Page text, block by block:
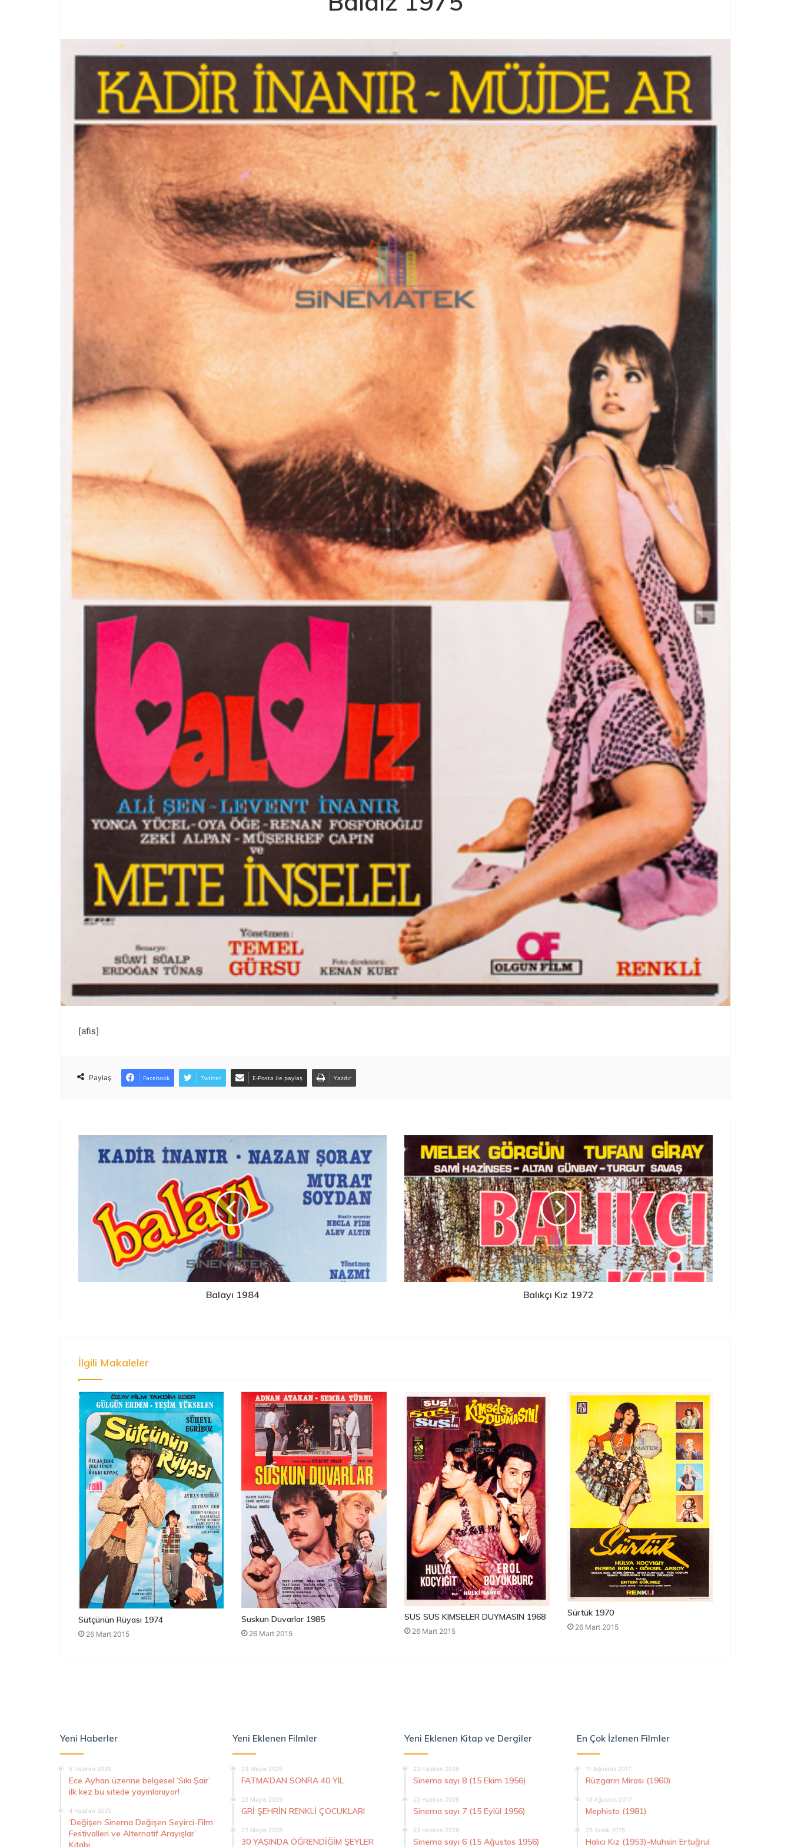
[afis]
Paylaş Facebook Twitter E-Posta ile paylaş Yazdır
Balayı 1984 Balıkçı Kız 1972
İlgili Makaleler
Sütçünün Rüyası 1974
26 Mart 2015
Suskun Duvarlar 1985
26 Mart 2015
SUS SUS KIMSELER DUYMASIN 1968
26 Mart 2015
Sürtük 1970
26 Mart 2015
Yeni Haberler
5 Haziran 2025
Ece Ayhan üzerine belgesel ‘Sıkı Şair’
ilk kez bu sitede yayınlanıyor!
4 Haziran 2025
‘Değişen Sinema Değişen Seyirci-Film
Festivalleri ve Alternatif Arayışlar’
Kitabı
Yeni Eklenen Filmler
23 Mayıs 2026
FATMA’DAN SONRA 40 YIL
22 Mayıs 2026
GRİ ŞEHRİN RENKLİ ÇOCUKLARI
22 Mayıs 2026
30 YAŞINDA ÖĞRENDİĞİM ŞEYLER
Yeni Eklenen Kitap ve Dergiler
23 Haziran 2026
Sinema sayı 8 (15 Ekim 1956)
23 Haziran 2026
Sinema sayı 7 (15 Eylül 1956)
23 Haziran 2026
Sinema sayı 6 (15 Ağustos 1956)
En Çok İzlenen Filmler
11 Ağustos 2017
Rüzgarın Mirası (1960)
13 Ağustos 2017
Mephisto (1981)
25 Aralık 2015
Halıcı Kız (1953)-Muhsin Ertuğrul